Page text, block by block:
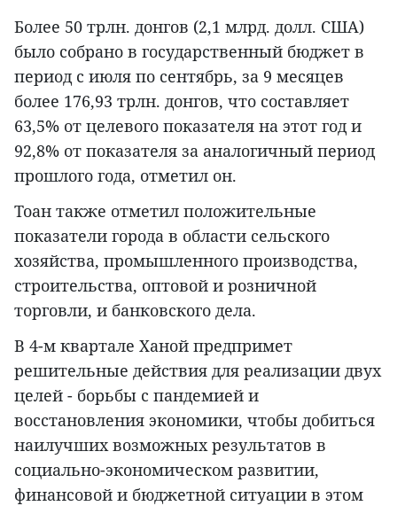
Более 50 трлн. донгов (2,1 млрд. долл. США)
было собрано в государственный бюджет в
период с июля по сентябрь, за 9 месяцев
более 176,93 трлн. донгов, что составляет
63,5% от целевого показателя на этот год и
92,8% от показателя за аналогичный период
прошлого года, отметил он.
Тоан также отметил положительные
показатели города в области сельского
хозяйства, промышленного производства,
строительства, оптовой и розничной
торговли, и банковского дела.
В 4-м квартале Ханой предпримет
решительные действия для реализации двух
целей - борьбы с пандемией и
восстановления экономики, чтобы добиться
наилучших возможных результатов в
социально-экономическом развитии,
финансовой и бюджетной ситуации в этом